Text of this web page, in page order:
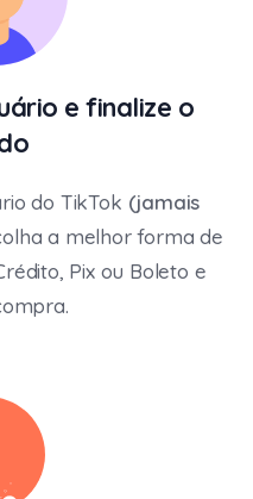
e finalize o
do TikTok (jamais
a melhor forma de
Pix ou Boleto e